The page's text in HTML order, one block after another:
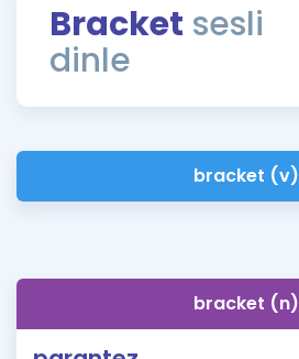
Rehberlik Aracı
ÖSYM Sınav Takvimi
Bracket sesli
dinle
bracket (v)
bracket (n)